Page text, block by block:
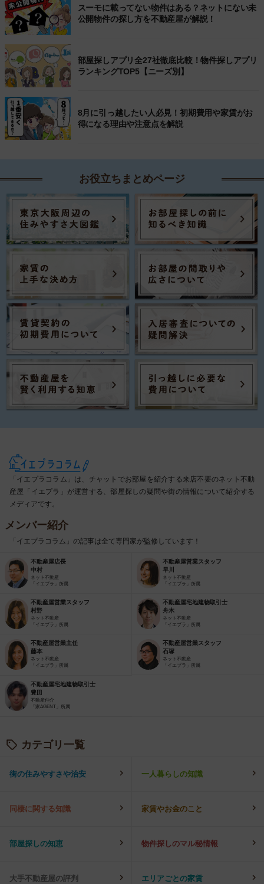
スーモに載ってない物件はある？ネットにない未
公開物件の探し方を不動産屋が解説！
部屋探しアプリ全27社徹底比較！物件探しアプリ
ランキングTOP5【ニーズ別】
8月に引っ越したい人必見！初期費用や家賃がお
得になる理由や注意点を解説
お役立ちまとめページ
「イエプラコラム」は、チャットでお部屋を紹介する来店不要のネット不動
産屋「イエプラ」が運営する、部屋探しの疑問や街の情報について紹介する
メディアです。
メンバー紹介
「イエプラコラム」の記事は全て専門家が監修しています！
不動産屋店長
中村
ネット不動産
「イエプラ」所属
不動産屋営業スタッフ
早川
ネット不動産
「イエプラ」所属
不動産屋営業スタッフ
村野
ネット不動産
「イエプラ」所属
不動産屋宅地建物取引士
舟木
ネット不動産
「イエプラ」所属
不動産屋営業主任
藤本
ネット不動産
「イエプラ」所属
不動産屋営業スタッフ
石塚
ネット不動産
「イエプラ」所属
不動産屋宅地建物取引士
豊田
不動産仲介
「家AGENT」所属
カテゴリ一覧
街の住みやすさや治安 一人暮らしの知識
同棲に関する知識 家賃やお金のこと
部屋探しの知恵 物件探しのマル秘情報
大手不動産屋の評判 エリアごとの家賃